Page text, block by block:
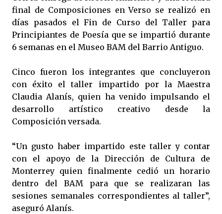
final de Composiciones en Verso se realizó en
días pasados el Fin de Curso del Taller para
Principiantes de Poesía que se impartió durante
6 semanas en el Museo BAM del Barrio Antiguo.
Cinco fueron los integrantes que concluyeron
con éxito el taller impartido por la Maestra
Claudia Alanís, quien ha venido impulsando el
desarrollo artístico creativo desde la
Composición versada.
“Un gusto haber impartido este taller y contar
con el apoyo de la Dirección de Cultura de
Monterrey quien finalmente cedió un horario
dentro del BAM para que se realizaran las
sesiones semanales correspondientes al taller”,
aseguró Alanís.